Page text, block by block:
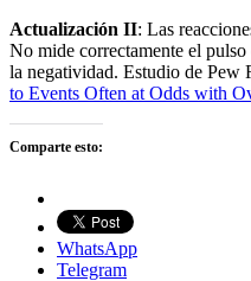
Actualización II: Las
No mide correctamente el
la negatividad. Estudio de Pew
to Events Often at Odds with
Comparte esto:
WhatsApp
Telegram